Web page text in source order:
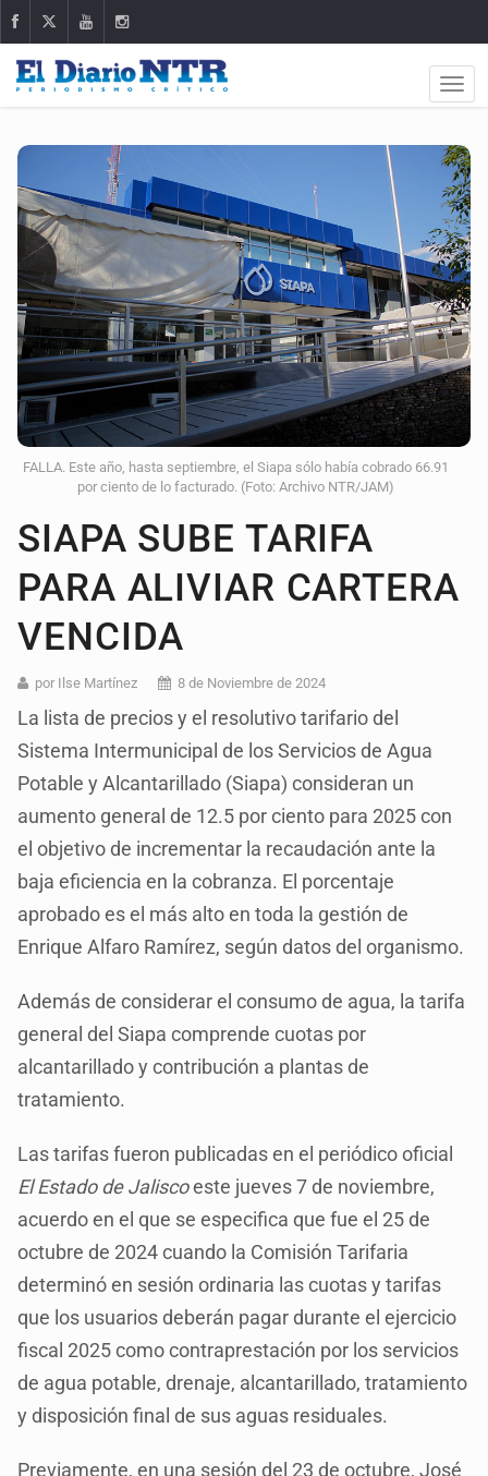
FALLA. Este año, hasta septiembre, el Siapa sólo había cobrado 66.91
por ciento de lo facturado. (Foto: Archivo NTR/JAM)
SIAPA SUBE TARIFA
PARA ALIVIAR CARTERA
VENCIDA
por Ilse Martínez 8 de Noviembre de 2024
La lista de precios y el resolutivo tarifario del
Sistema Intermunicipal de los Servicios de Agua
Potable y Alcantarillado (Siapa) consideran un
aumento general de 12.5 por ciento para 2025 con
el objetivo de incrementar la recaudación ante la
baja eficiencia en la cobranza. El porcentaje
aprobado es el más alto en toda la gestión de
Enrique Alfaro Ramírez, según datos del organismo.
Además de considerar el consumo de agua, la tarifa
general del Siapa comprende cuotas por
alcantarillado y contribución a plantas de
tratamiento.
Las tarifas fueron publicadas en el periódico oficial
El Estado de Jaliscoeste jueves 7 de noviembre,
acuerdo en el que se especifica que fue el 25 de
octubre de 2024 cuando la Comisión Tarifaria
determinó en sesión ordinaria las cuotas y tarifas
que los usuarios deberán pagar durante el ejercicio
fiscal 2025 como contraprestación por los servicios
de agua potable, drenaje, alcantarillado, tratamiento
y disposición final de sus aguas residuales.
Previamente, en una sesión del 23 de octubre, José